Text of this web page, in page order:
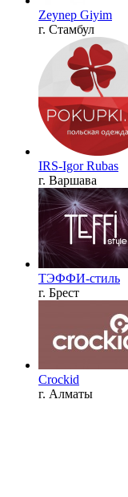
Zeynep Giyim
г. Стамбул
IRS-Igor Rubas
г. Варшава
ТЭФФИ-стиль
г. Брест
Crockid
г. Алматы